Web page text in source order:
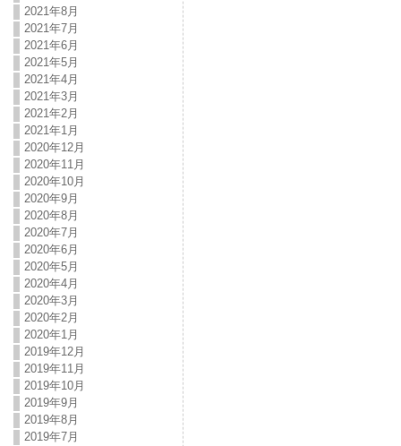
2021年8月
2021年7月
2021年6月
2021年5月
2021年4月
2021年3月
2021年2月
2021年1月
2020年12月
2020年11月
2020年10月
2020年9月
2020年8月
2020年7月
2020年6月
2020年5月
2020年4月
2020年3月
2020年2月
2020年1月
2019年12月
2019年11月
2019年10月
2019年9月
2019年8月
2019年7月